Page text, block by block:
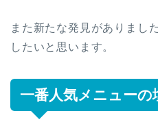
また新たな発見がありまし
したいと思います。
一番人気メニューの